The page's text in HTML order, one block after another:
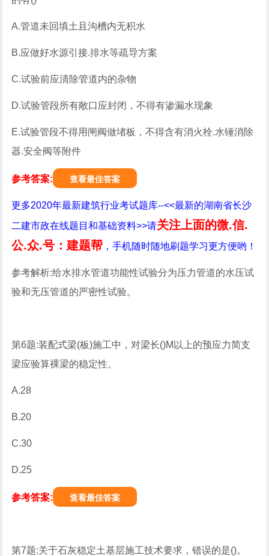
A.管道未回填土且沟槽内无积水
B.应做好水源引接.排水等疏导方案
C.试验前应清除管道内的杂物
D.试验管段所有敞口应封闭，不得有渗漏水现象
E.试验管段不得用闸阀做堵板，不得含有消火栓.水锤消除
器.安全阀等附件
参考答案: 查看最佳答案
更多2020年最新建筑行业考试题库--<<最新的湖南省长沙
二建市政在线题目和基础资料>>请关注上面的微.信.
公.众.号：建题帮 ，手机随时随地刷题学习更方便哟！
参考解析:给水排水管道功能性试验分为压力管道的水压试
验和无压管道的严密性试验。
第6题:装配式梁(板)施工中，对梁长()M以上的预应力简支
梁应验算裸梁的稳定性。
A.28
B.20
C.30
D.25
参考答案: 查看最佳答案
第7题:关于石灰稳定土基层施工技术要求，错误的是()。